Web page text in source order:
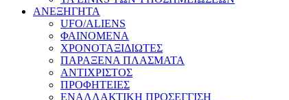
ΑΝΕΞΗΓΗΤΑ
UFO/ALIENS
ΦΑΙΝΟΜΕΝΑ
ΧΡΟΝΟΤΑΞΙΔΙΩΤΕΣ
ΠΑΡΑΞΕΝΑ ΠΛΑΣΜΑΤΑ
ΑΝΤΙΧΡΙΣΤΟΣ
ΠΡΟΦΗΤΕΙΕΣ
ΕΝΑΛΛΑΚΤΙΚΗ ΠΡΟΣΕΓΓΙΣΗ